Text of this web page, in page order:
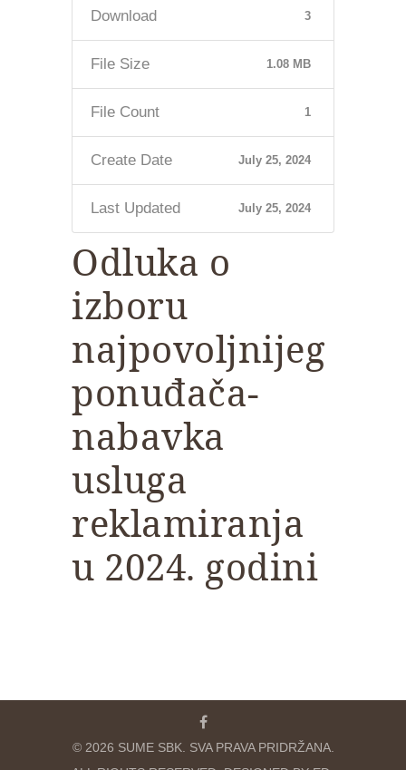
Download 3
File Size 1.08 MB
File Count 1
Create Date July 25, 2024
Last Updated July 25, 2024
Odluka o
izboru
najpovoljnijeg
ponuđača-
nabavka
usluga
reklamiranja
u 2024. godini
© 2026 SUME SBK. SVA PRAVA PRIDRŽANA.